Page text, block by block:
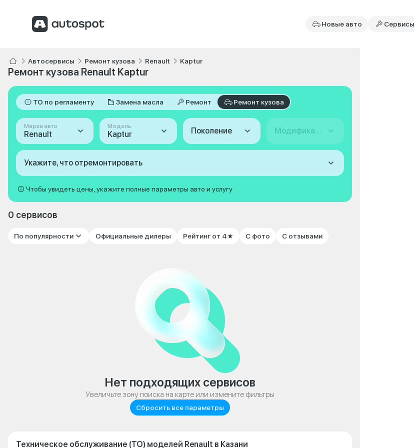
Новые авто
Автосервисы Ремонт кузова Renault Kaptur
Ремонт кузова Renault Kaptur
ТО по регламенту Замена масла Ремонт Ремонт кузова
Марка авто
Renault
Модель
Kaptur Поколение Модификация
Укажите, что отремонтировать
Чтобы увидеть цены, укажите полные параметры авто и услугу
0 сервисов
По популярности Официальные дилеры Рейтинг от 4★ С фото С отзывами
Нет подходящих сервисов
Увеличьте зону поиска на карте или измените фильтры
Сбросить все параметры
Техническое обслуживание (ТО) моделей Renault в Казани